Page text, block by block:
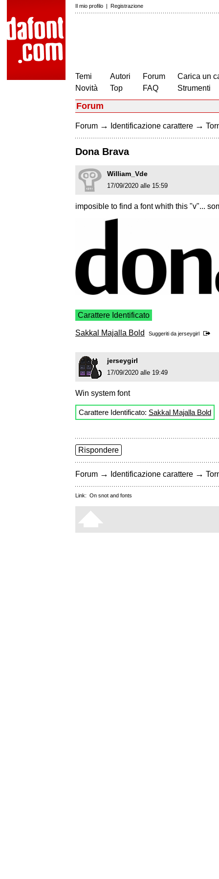
Il mio profilo | Registrazione
Temi
Novità
Autori
Top
Forum
FAQ
Carica un
Strumenti
Forum
Forum → Identificazione carattere →
Dona Brava
William_Vde
17/09/2020 alle 15:59
imposible to find a font whith this "v"...
Carattere Identificato
Sakkal Majalla Bold Suggeriti da jerseygirl
jerseygirl
17/09/2020 alle 19:49
Win system font
Carattere Identificato: Sakkal Majalla Bold
Rispondere
Forum → Identificazione carattere →
Link: On snot and fonts